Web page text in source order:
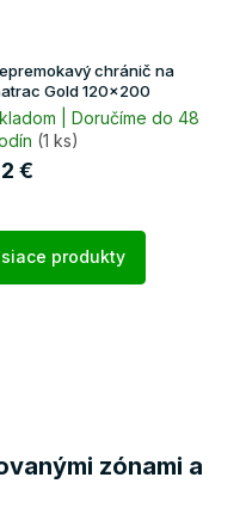
chránič na
Gold 120x200
| Doručíme do 48
(1 ks)
€
produkty
zónami a